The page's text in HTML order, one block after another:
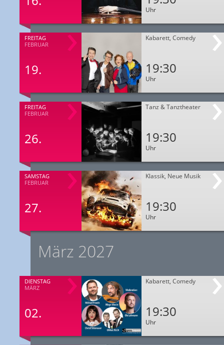
Uhr
FREITAG
FEBRUAR
19.
Kabarett, Comedy
19:30
Uhr
FREITAG
FEBRUAR
26.
Tanz & Tanztheater
19:30
Uhr
SAMSTAG
FEBRUAR
27.
Klassik, Neue Musik
19:30
Uhr
März 2027
DIENSTAG
MÄRZ
02.
Kabarett, Comedy
19:30
Uhr